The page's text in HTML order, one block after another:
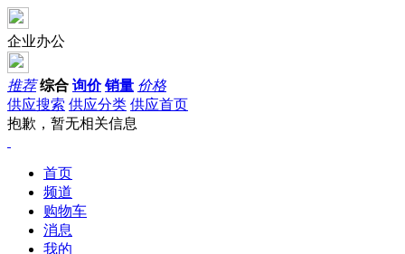
企业办公
推荐 综合 询价 销量 价格
供应搜索 供应分类 供应首页
抱歉，暂无相关信息
首页
频道
购物车
消息
我的